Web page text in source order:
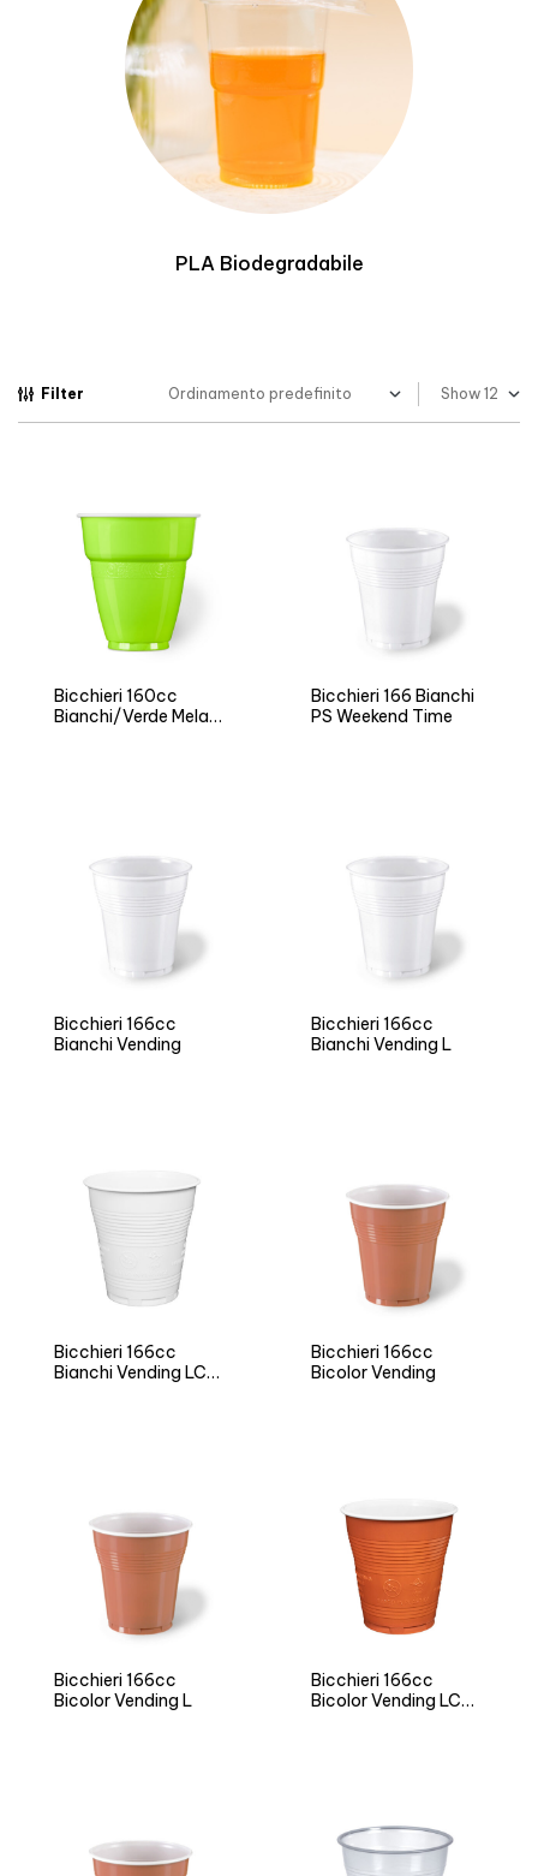
Biopolimero Termoresistente
Filter Show
Bicchieri 160cc
Bianchi/Verde Mela
Bicchieri 166 Bianchi
PS Weekend Time
Bicchieri 166cc
Bianchi Vending
Bicchieri 166cc
Bianchi Vending L
Bicchieri 166cc
Bianchi Vending LC
Bicchieri 166cc
Bicolor Vending
Bicchieri 166cc
Bicolor Vending L
Bicchieri 166cc
Bicolor Vending LC